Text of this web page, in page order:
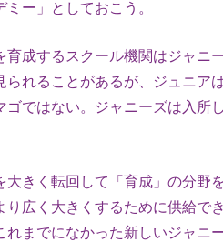
ー」としておこう。
成するスクール機関はジャニ
れることがあるが、ジュニア
ではない。ジャニーズは入所
きく転回して「育成」の分野
広く大きくするために供給で
までになかった新しいジャニ